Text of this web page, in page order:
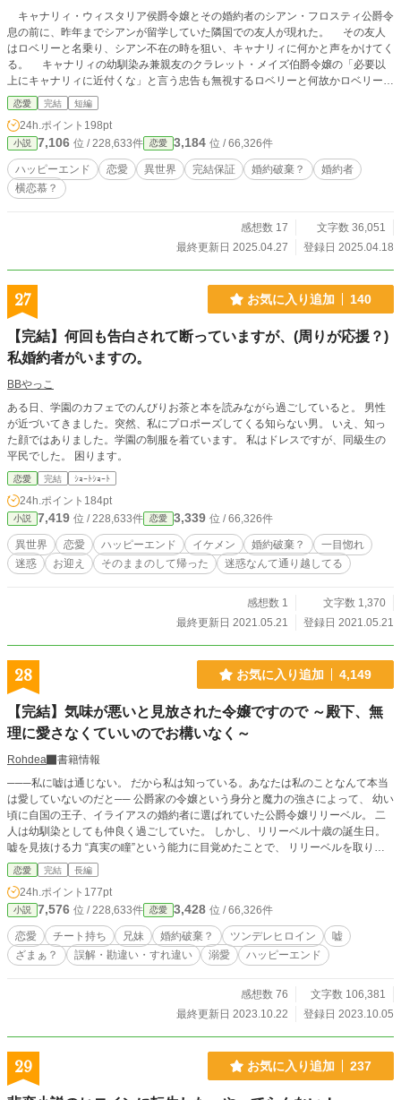
キャナリィ・ウィスタリア侯爵令嬢とその婚約者のシアン・フロスティ公爵令
息の前に、昨年までシアンが留学していた隣国での友人が現れた。 その友人
はロベリーと名乗り、シアン不在の時を狙い、キャナリィに何かと声をかけてく
る。 キャナリィの幼馴染み兼親友のクラレット・メイズ伯爵令嬢の「必要以
上にキャナリィに近付くな」と言う忠告も無視するロベリーと何故かロベリーを
受け入れるキャナリィ。 キャナリィの不貞の噂が学園に流れる中開かれた新
入生歓迎のガーデンパーティーで、ロベリーに心惹かれた令嬢によってそれは取
り返しのつかない事態にまで発展してしまう。 「で、まずはあなたが私に嫌が
らせをする理由をお聞かせいだいても宜しいかしら？──」 キャナリィに近付
くロベリーの目的は？ 不貞を疑われたキャナリィは無事にその場を収めるこ
とが出来るのだろうか？ ---------- 覗いて頂いてありがとうございます。 ★2025.
4.26HOTランキング１位になりました。読んでくださったかた、ありがとうご
その方に嫌がらせをする理由をお聞かせいただいても？」 第三弾「で、あなた
が彼に嫌がらせをする理由をお話しいただいても？」 どれも女性向けHOTラン
恋愛 完結 短編
24h.ポイント 198pt
小説 7,106 位 / 228,633件 恋愛 3,184 位 / 66,326件
ハッピーエンド 恋愛 異世界 完結保証 婚約破棄？
婚約者
横恋慕？
感想数 17
文字数 36,051
最終更新日 2025.04.27
登録日 2025.04.18
27 お気に入り追加 140
【完結】何回も告白されて断っていますが、(周りが応援？)
私婚約者がいますの。
BBやっこ
ある日、学園のカフェでのんびりお茶と本を読みながら過ごしていると。 男性
が近づいてきました。突然、私にプロポーズしてくる知らない男。 いえ、知っ
た顔ではありました。学園の制服を着ています。 私はドレスですが、同級生の
平民でした。 困ります。
恋愛 完結 ｼｮｰﾄｼｮｰﾄ
24h.ポイント 184pt
小説 7,419 位 / 228,633件 恋愛 3,339 位 / 66,326件
異世界 恋愛 ハッピーエンド イケメン 婚約破棄？
一目惚れ
迷惑
お迎え そのままのして帰った 迷惑なんて通り越してる
感想数 1
文字数 1,370
最終更新日 2021.05.21
登録日 2021.05.21
28 お気に入り追加 4,149
【完結】気味が悪いと見放された令嬢ですので ～殿下、無
理に愛さなくていいのでお構いなく～
Rohdea
書籍情報
───私に嘘は通じない。 だから私は知っている。あなたは私のことなんて本当
は愛していないのだと── 公爵家の令嬢という身分と魔力の強さによって、 幼い
頃に自国の王子、イライアスの婚約者に選ばれていた公爵令嬢リリーベル。 二
人は幼馴染としても仲良く過ごしていた。 しかし、リリーベル十歳の誕生日。
嘘を見抜ける力 “真実の瞳”という能力に目覚めたことで、 リリーベルを取り巻
く環境は一変する。 リリーベルの目覚めた真実の瞳の能力は、巷で言われてい
る能力と違っていて少々特殊だった。 そのことから更に気味が悪いと親に見放
されたリリーベル。 唯一、味方となってくれたのは八歳年上の兄、トラヴィス
だけだった。 そして、婚約者のイライアスとも段々と距離が出来てしまう……
そんな“真実の瞳”で視てしまった彼の心の中は─── ※『可愛い妹に全てを奪わ
れましたので ～あなた達への未練は捨てたのでお構いなく～』 こちらの作品の
ヒーローの妹が主人公となる話です。 めちゃくちゃチートを発揮していま
恋愛 完結 長編
24h.ポイント 177pt
小説 7,576 位 / 228,633件 恋愛 3,428 位 / 66,326件
恋愛 チート持ち 兄妹 婚約破棄？ ツンデレヒロイン
嘘
ざまぁ？
誤解・勘違い・すれ違い 溺愛 ハッピーエンド
感想数 76
文字数 106,381
最終更新日 2023.10.22
登録日 2023.10.05
29 お気に入り追加 237